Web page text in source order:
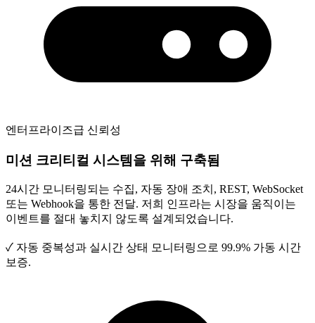
엔터프라이즈급 신뢰성
미션 크리티컬 시스템을 위해 구축됨
24시간 모니터링되는 수집, 자동 장애 조치, REST, WebSocket
또는 Webhook을 통한 전달. 저희 인프라는 시장을 움직이는
이벤트를 절대 놓치지 않도록 설계되었습니다.
✓ 자동 중복성과 실시간 상태 모니터링으로 99.9% 가동 시간
보증.